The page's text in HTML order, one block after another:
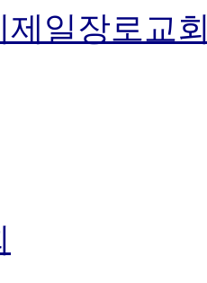
제일장로교